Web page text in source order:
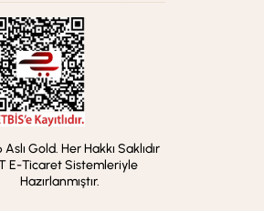
Gold. Her Hakkı Saklıdır
E-Ticaret Sistemleriyle
Hazırlanmıştır.